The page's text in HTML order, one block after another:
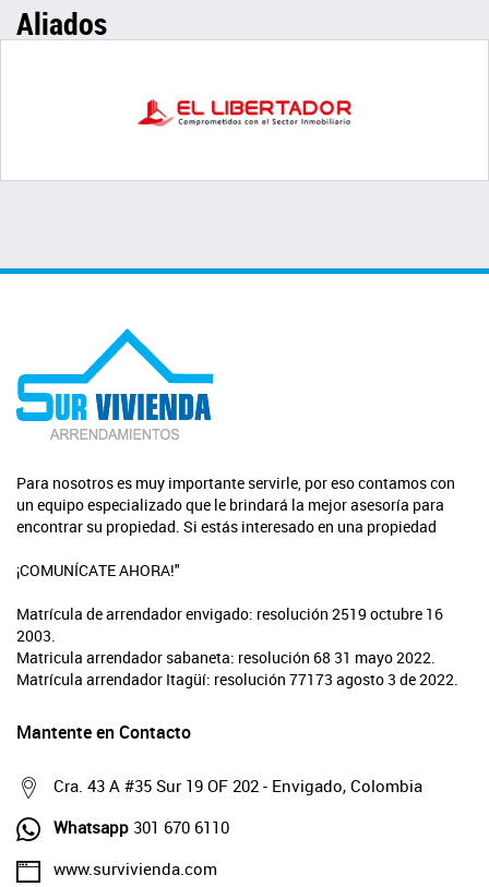
Aliados
Para nosotros es muy importante servirle, por eso contamos con
un equipo especializado que le brindará la mejor asesoría para
encontrar su propiedad. Si estás interesado en una propiedad
¡COMUNÍCATE AHORA!"
Matrícula de arrendador envigado: resolución 2519 octubre 16
2003.
Matricula arrendador sabaneta: resolución 68 31 mayo 2022.
Matrícula arrendador Itagüí: resolución 77173 agosto 3 de 2022.
Mantente en Contacto
Cra. 43 A #35 Sur 19 OF 202 - Envigado, Colombia
Whatsapp 301 670 6110
www.survivienda.com